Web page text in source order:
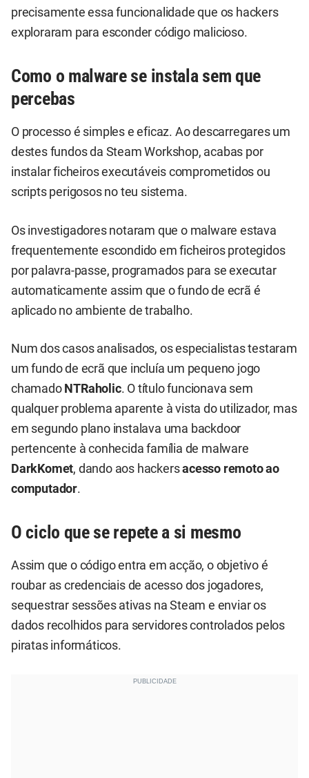
precisamente essa funcionalidade que os hackers
exploraram para esconder código malicioso.
Como o malware se instala sem que
percebas
O processo é simples e eficaz. Ao descarregares um
destes fundos da Steam Workshop, acabas por
instalar ficheiros executáveis comprometidos ou
scripts perigosos no teu sistema.
Os investigadores notaram que o malware estava
frequentemente escondido em ficheiros protegidos
por palavra-passe, programados para se executar
automaticamente assim que o fundo de ecrã é
aplicado no ambiente de trabalho.
Num dos casos analisados, os especialistas testaram
um fundo de ecrã que incluía um pequeno jogo
chamado NTRaholic. O título funcionava sem
qualquer problema aparente à vista do utilizador, mas
em segundo plano instalava uma backdoor
pertencente à conhecida família de malware
DarkKomet, dando aos hackersacesso remoto ao
computador.
O ciclo que se repete a si mesmo
Assim que o código entra em acção, o objetivo é
roubar as credenciais de acesso dos jogadores,
sequestrar sessões ativas na Steam e enviar os
dados recolhidos para servidores controlados pelos
piratas informáticos.